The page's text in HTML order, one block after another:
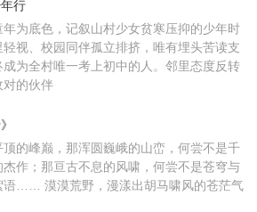
行
为底色，记叙山村少女贫寒压抑的少年时
视、校园同伴孤立排挤，唯有埋头苦读支
为全村唯一考上初中的人。邻里态度反转
对的伙伴
的峰巅，那浑圆巍峨的山峦，何尝不是千
作；那亘古不息的风啸，何尝不是苍穹与
语…… 漠漠荒野，漫漾出胡马啸风的苍茫气